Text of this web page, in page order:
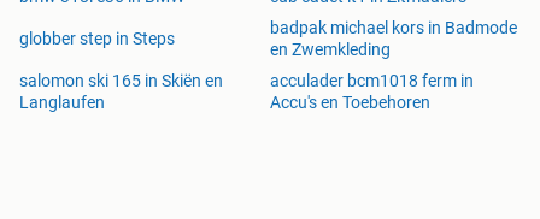
globber step in Steps
badpak michael kors in Badmode
en Zwemkleding
salomon ski 165 in Skiën en
Langlaufen
acculader bcm1018 ferm in
Accu's en Toebehoren